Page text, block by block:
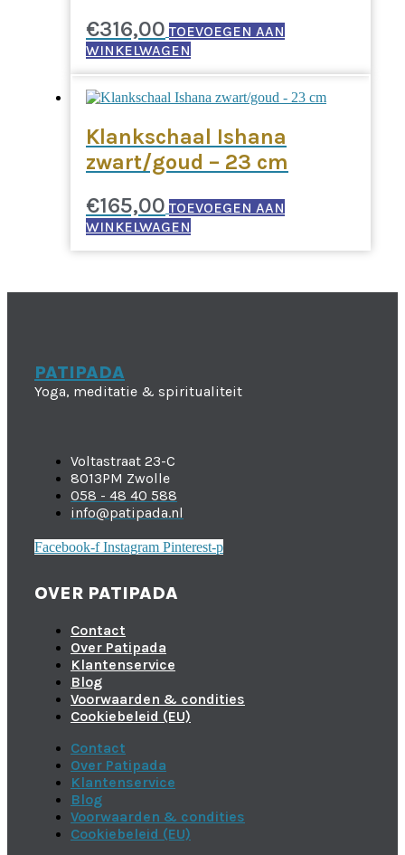
€316,00 TOEVOEGEN AAN
WINKELWAGEN
Klankschaal Ishana
zwart/goud – 23 cm
€165,00 TOEVOEGEN AAN
WINKELWAGEN
PATIPADA
Yoga, meditatie & spiritualiteit
Voltastraat 23-C
8013PM Zwolle
058 - 48 40 588
info@patipada.nl
Facebook-f Instagram Pinterest-p
OVER PATIPADA
Contact
Over Patipada
Klantenservice
Blog
Voorwaarden & condities
Cookiebeleid (EU)
Contact
Over Patipada
Klantenservice
Blog
Voorwaarden & condities
Cookiebeleid (EU)